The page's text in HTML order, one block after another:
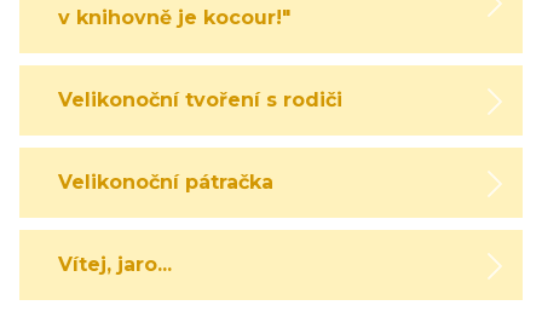
v knihovně je kocour!"
Velikonoční tvoření s rodiči
Velikonoční pátračka
Vítej, jaro...